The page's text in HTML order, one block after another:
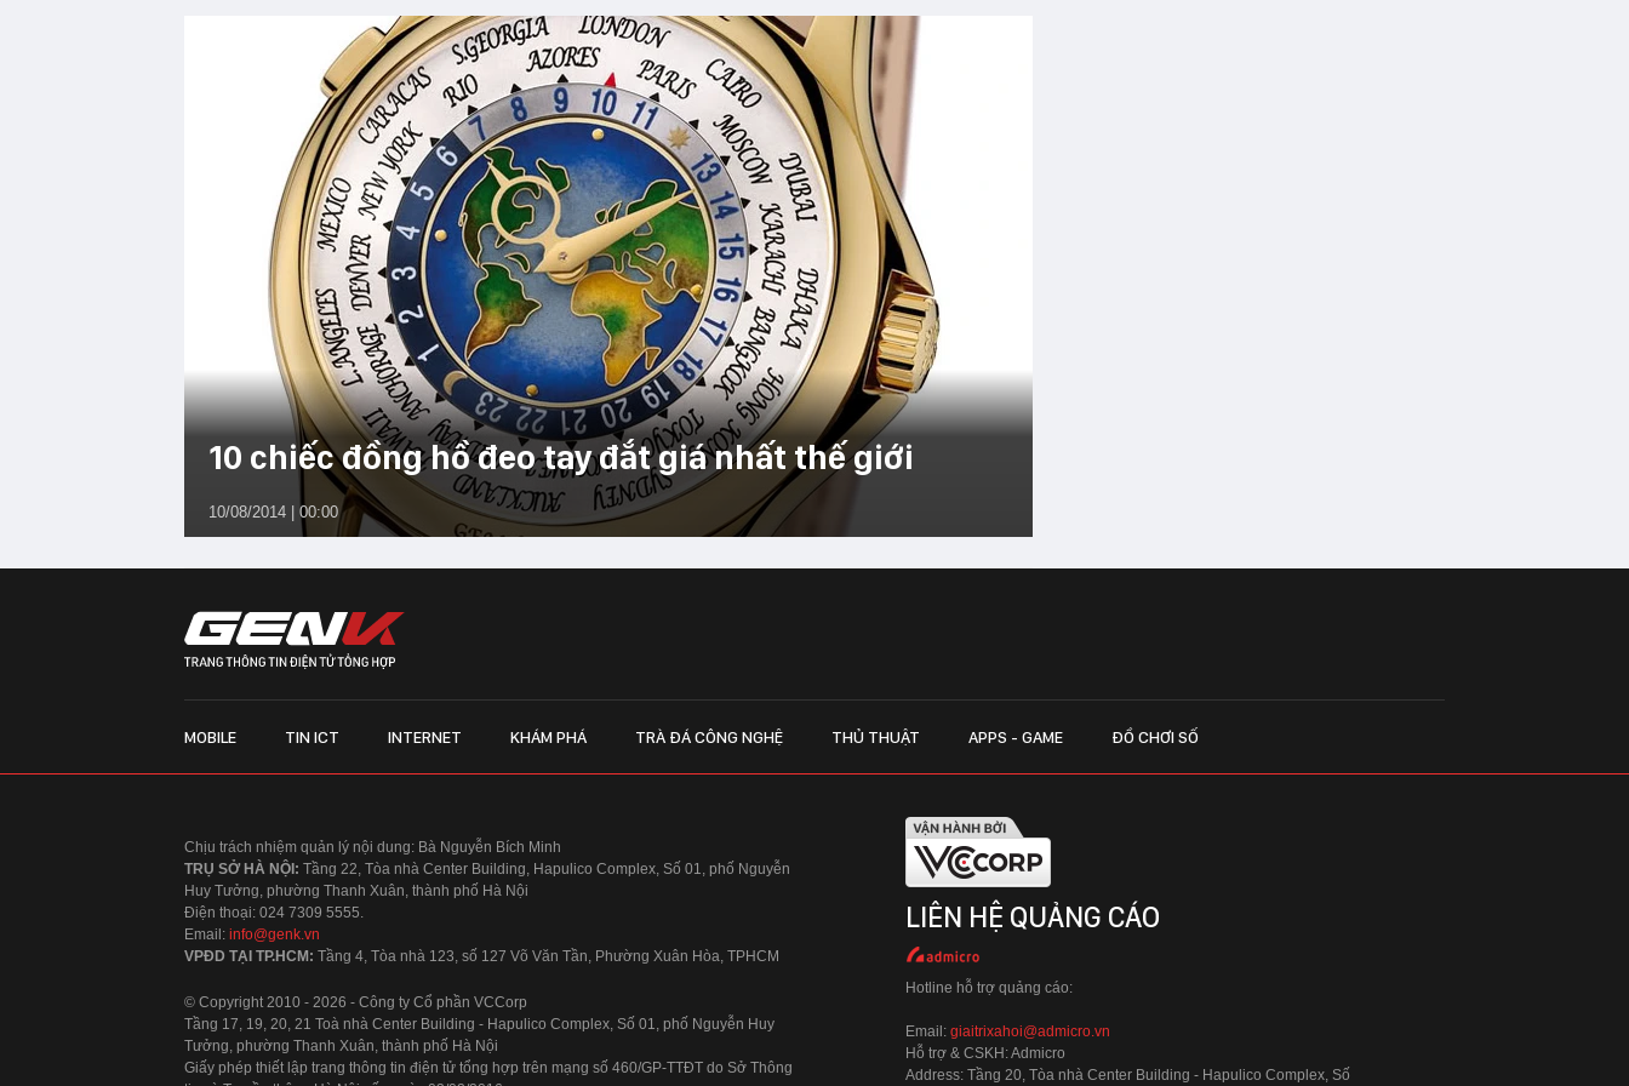
10 chiếc đồng hồ đeo tay đắt giá nhất thế giới
10/08/2014 | 00:00
MOBILE TIN ICT INTERNET KHÁM PHÁ TRÀ ĐÁ CÔNG NGHỆ THỦ THUẬT APPS - GAME ĐỒ CHƠI SỐ
Chịu trách nhiệm quản lý nội dung: Bà Nguyễn Bích Minh
TRỤ SỞ HÀ NỘI: Tầng 22, Tòa nhà Center Building, Hapulico Complex, Số 01, phố Nguyễn
Huy Tưởng, phường Thanh Xuân, thành phố Hà Nội
Điện thoại: 024 7309 5555.
Email: info@genk.vn
VPĐD TẠI TP.HCM: Tầng 4, Tòa nhà 123, số 127 Võ Văn Tần, Phường Xuân Hòa, TPHCM
© Copyright 2010 - 2026 - Công ty Cổ phần VCCorp
Tầng 17, 19, 20, 21 Toà nhà Center Building - Hapulico Complex, Số 01, phố Nguyễn Huy
Tưởng, phường Thanh Xuân, thành phố Hà Nội
Giấy phép thiết lập trang thông tin điện tử tổng hợp trên mạng số 460/GP-TTĐT do Sở Thông
LIÊN HỆ QUẢNG CÁO
Hotline hỗ trợ quảng cáo:
Email: giaitrixahoi@admicro.vn
Hỗ trợ & CSKH: Admicro
Address: Tầng 20, Tòa nhà Center Building - Hapulico Complex, Số